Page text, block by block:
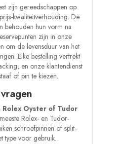
zijn gereedschappen op
kwaliteitverhouding. De
behouden hun vorm na
zijn in onze
om de levensduur van het
Elke bestelling vertrekt
en onze klantendienst
of pin te kiezen.
Oyster of Tudor
Rolex- en Tudor-
schroefpinnen of split-
type voor gebruik.